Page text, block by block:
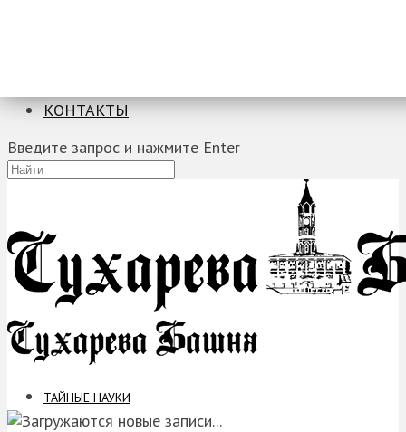
КОНТАКТЫ
Введите запрос и нажмите Enter
ТАЙНЫЕ НАУКИ